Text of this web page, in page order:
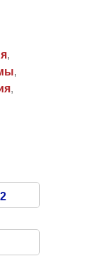
,
,
,